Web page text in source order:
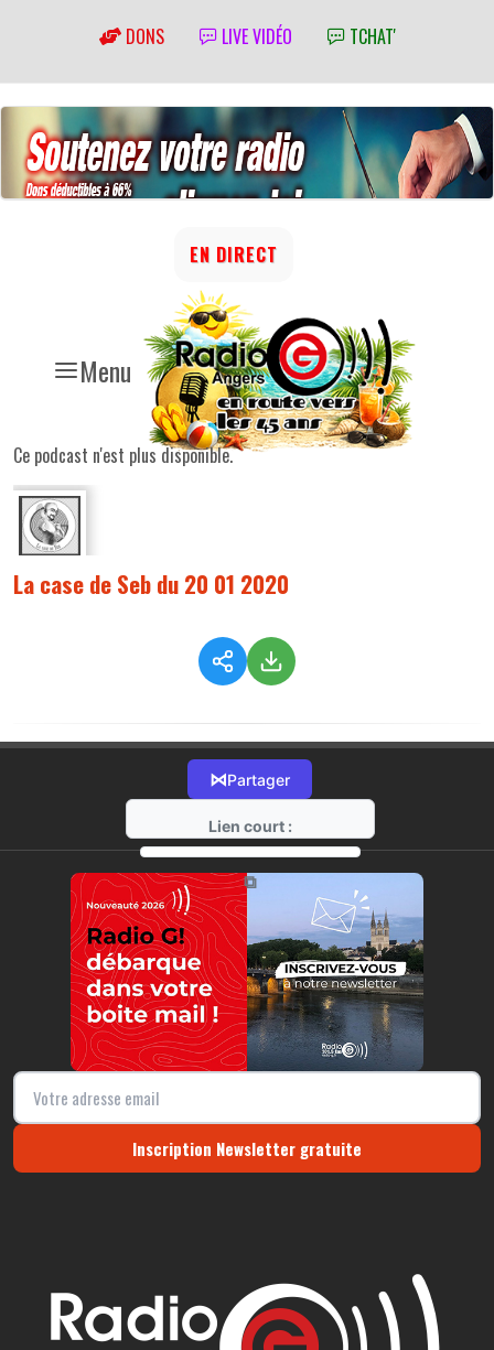
DONS LIVE VIDÉO TCHAT'
Menu
EN DIRECT
Ce podcast n'est plus disponible.
La case de Seb du 20 01 2020
⋈Partager
Lien court :
https://radio-g.fr?1306
⧉
Inscription Newsletter gratuite